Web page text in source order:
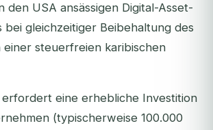
den USA ansässigen Digital-Asset-
bei gleichzeitiger Beibehaltung des
einer steuerfreien karibischen
erfordert eine erhebliche Investition
(typischerweise 100.000